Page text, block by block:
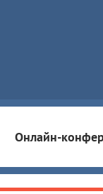
Онлайн-